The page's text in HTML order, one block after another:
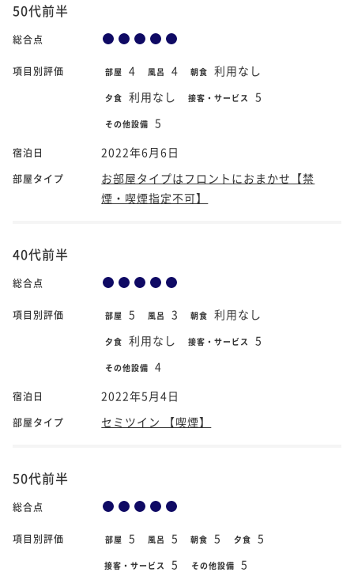
50代前半
総合点
項目別評価 部屋 4 風呂 4 朝食 利用なし
夕食 利用なし 接客・サービス 5
その他設備 5
宿泊日 2022年6月6日
部屋タイプ
お部屋タイプはフロントにおまかせ【禁
煙・喫煙指定不可】
40代前半
総合点
項目別評価 部屋 5 風呂 3 朝食 利用なし
夕食 利用なし 接客・サービス 5
その他設備 4
宿泊日 2022年5月4日
部屋タイプ セミツイン 【喫煙】
50代前半
総合点
項目別評価 部屋 5 風呂 5 朝食 5 夕食 5
接客・サービス 5 その他設備 5